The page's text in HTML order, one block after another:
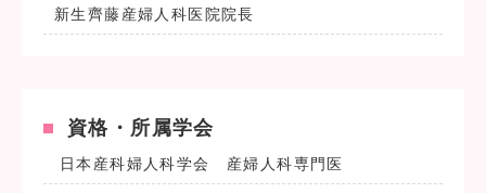
新生齊藤産婦人科医院院長
資格・所属学会
日本産科婦人科学会 産婦人科専門医